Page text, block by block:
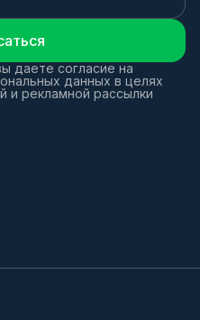
даете согласие на
данных в целях
и рекламной рассылки